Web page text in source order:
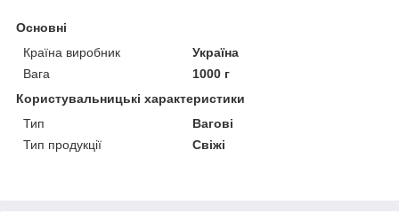
Основні
Країна виробник
Україна
Вага
1000 г
Користувальницькі характеристики
Тип
Вагові
Тип продукції
Свіжі